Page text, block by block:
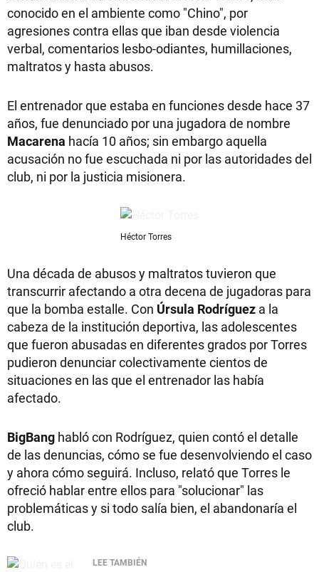
conocido en el ambiente como "Chino", por
agresiones contra ellas que iban desde violencia
verbal, comentarios lesbo-odiantes, humillaciones,
maltratos y hasta abusos.
El entrenador que estaba en funciones desde hace 37
años, fue denunciado por una jugadora de nombre
Macarena hacía 10 años; sin embargo aquella
acusación no fue escuchada ni por las autoridades del
club, ni por la justicia misionera.
Héctor Torres
Una década de abusos y maltratos tuvieron que
transcurrir afectando a otra decena de jugadoras para
que la bomba estalle. Con Úrsula Rodríguez a la
cabeza de la institución deportiva, las adolescentes
que fueron abusadas en diferentes grados por Torres
pudieron denunciar colectivamente cientos de
situaciones en las que el entrenador las había
afectado.
BigBang habló con Rodríguez, quien contó el detalle
de las denuncias, cómo se fue desenvolviendo el caso
y ahora cómo seguirá. Incluso, relató que Torres le
ofreció hablar entre ellos para "solucionar" las
problemáticas y si todo salía bien, el abandonaría el
club.
LEE TAMBIÉN